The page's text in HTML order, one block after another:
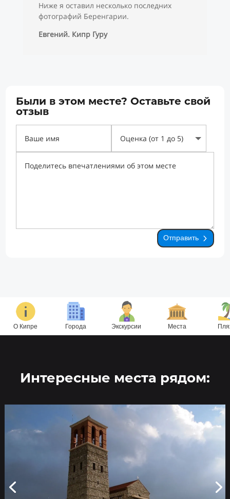
Ниже я оставил несколько последних
фотографий Беренгарии.
Евгений. Кипр Гуру
Были в этом месте? Оставьте свой
отзыв
Отправить
О Кипре Города Экскурсии Места
Интересные места рядом: